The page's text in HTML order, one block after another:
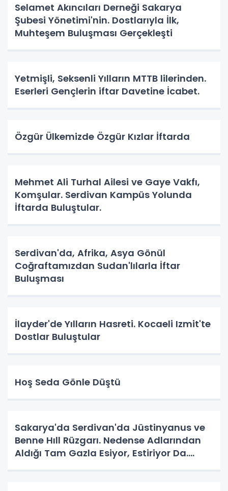
Selamet Akıncıları Derneği Sakarya
Şubesi Yönetimi'nin. Dostlarıyla İlk,
Muhteşem Buluşması Gerçekleşti
Yetmişli, Seksenli Yılların MTTB lilerinden.
Eserleri Gençlerin iftar Davetine İcabet.
Özgür Ülkemizde Özgür Kızlar İftarda
Mehmet Ali Turhal Ailesi ve Gaye Vakfı,
Komşular. Serdivan Kampüs Yolunda
İftarda Buluştular.
Serdivan'da, Afrika, Asya Gönül
Coğraftamızdan Sudan'lılarla İftar
Buluşması
İlayder'de Yılların Hasreti. Kocaeli Izmit'te
Dostlar Buluştular
Hoş Seda Gönle Düştü
Sakarya'da Serdivan'da Jüstinyanus ve
Benne Hıll Rüzgarı. Nedense Adlarından
Aldığı Tam Gazla Esiyor, Estiriyor Da.